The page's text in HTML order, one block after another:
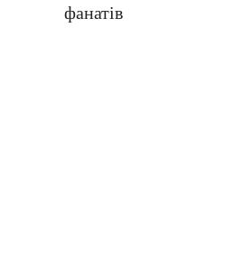
фанатів